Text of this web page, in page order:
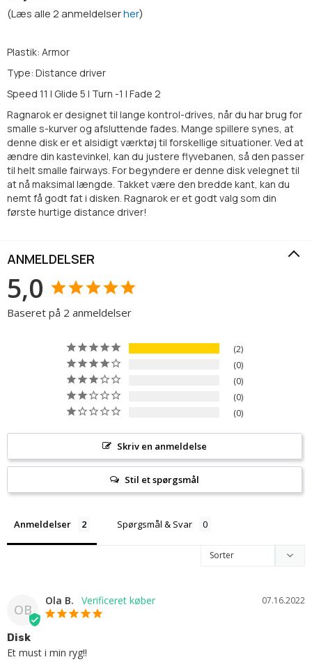
(Læs alle2anmeldelserher)
Plastik: Armor
Type: Distance driver
Speed 11 | Glide 5 | Turn -1 | Fade 2
Ragnarok er designet til lange kontrol-drives, når du har brug for
smalle s-kurver og afsluttende fades. Mange spillere synes, at
denne disk er et alsidigt værktøj til forskellige situationer. Ved at
ændre din kastevinkel, kan du justere flyvebanen, så den passer
til helt smalle fairways. For begyndere er denne disk velegnet til
at nå maksimal længde. Takket være den bredde kant, kan du
nemt få godt fat i disken. Ragnarok er et godt valg som din
første hurtige distance driver!
ANMELDELSER
5,0
Baseret på 2 anmeldelser
2
0
0
0
0
Skriv en anmeldelse
Stil et spørgsmål
Anmeldelser Spørgsmål & Svar
OB
07.16.2022
Ola B.
Disk
Et must i min ryg!!